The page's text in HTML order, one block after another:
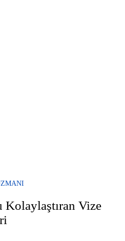
Kolaylaştıran Vize